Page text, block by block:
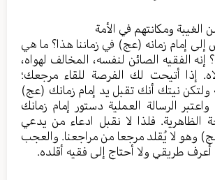
الغيبة ومكانتهم في الأمة
إمام زمانه (عج) في زماننا هذا؟ ما هي
إنه الفقيه الصائن لنفسه، المخالف لهواه،
إذا أتيحت لك الفرصة للقاء مرجعك؛
ولتكن نيتك أنك تقبل يد إمام زمانك (عج)
الرسالة العملية دستور إمام زمانك
فلذا لا نقبل ادعاء من يدعي
وهو لا يُقلد مرجعا من مراجعنا. والعجب
طريقي ولا أحتاج إلى فقيه أقلده.